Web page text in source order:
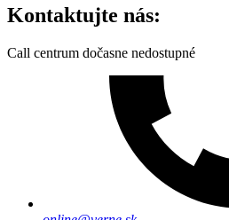
Kontaktujte nás:
Call centrum dočasne nedostupné